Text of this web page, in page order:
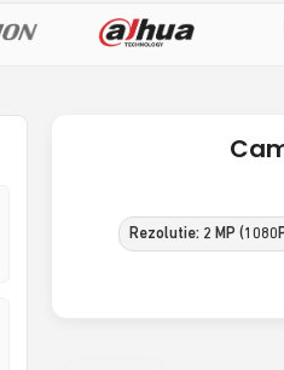
Rezolutie: 2 MP